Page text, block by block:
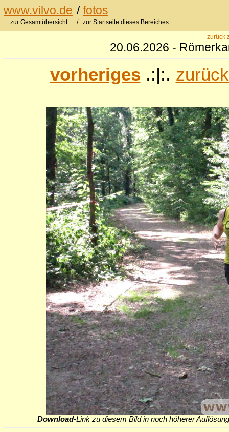
www.vilvo.de /fotos
zur Gesamtübersicht / zur Startseite dieses Bereiches
zurück
20.06.2026 -
vorheriges .:|:.
Download-Link zu diesem Bild in noch höherer